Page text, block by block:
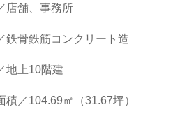
舗、事務所
骨鉄筋コンクリート造
上10階建
積／104.69㎡（31.67坪）